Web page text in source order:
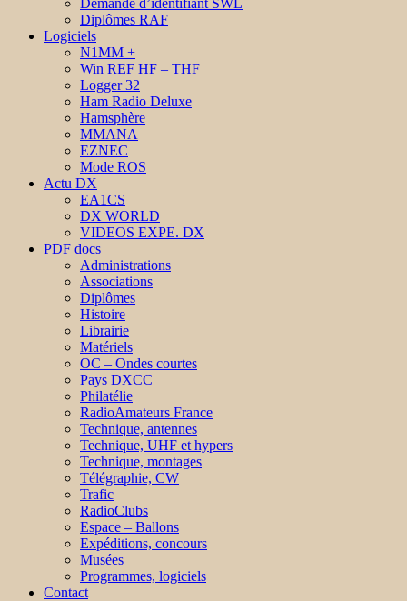
Demande d’identifiant SWL
Diplômes RAF
Logiciels
N1MM +
Win REF HF – THF
Logger 32
Ham Radio Deluxe
Hamsphère
MMANA
EZNEC
Mode ROS
Actu DX
EA1CS
DX WORLD
VIDEOS EXPE. DX
PDF docs
Administrations
Associations
Diplômes
Histoire
Librairie
Matériels
OC – Ondes courtes
Pays DXCC
Philatélie
RadioAmateurs France
Technique, antennes
Technique, UHF et hypers
Technique, montages
Télégraphie, CW
Trafic
RadioClubs
Espace – Ballons
Expéditions, concours
Musées
Programmes, logiciels
Contact